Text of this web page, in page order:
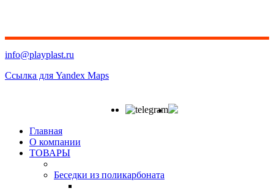
info@playplast.ru
Ссылка для Yandex Maps
Главная
О компании
ТОВАРЫ
Беседки из поликарбоната